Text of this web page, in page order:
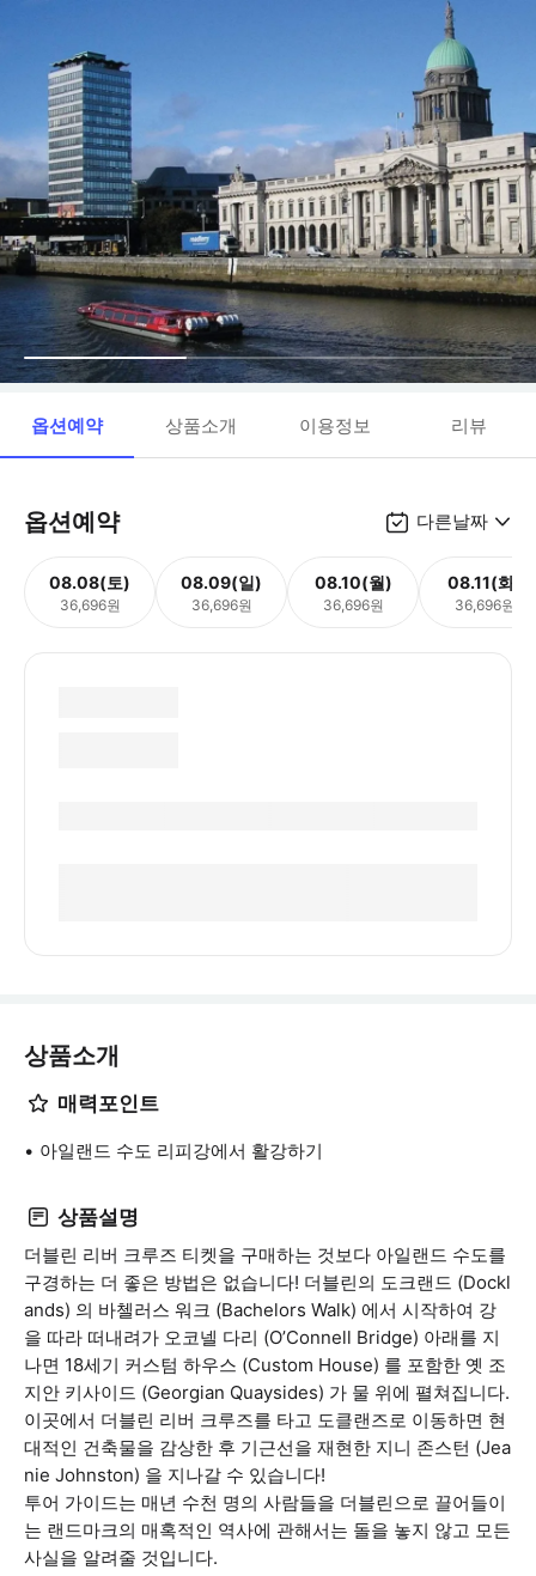
옵션예약 상품소개 이용정보 리뷰
옵션예약 다른날짜
08.08(토)
36,696원
08.09(일)
36,696원
08.10(월)
36,696원
08.11(화)
36,696원
상품소개
매력포인트
아일랜드 수도 리피강에서 활강하기
상품설명
더블린 리버 크루즈 티켓을 구매하는 것보다 아일랜드 수도를
구경하는 더 좋은 방법은 없습니다! 더블린의 도크랜드 (Dockl
ands) 의 바첼러스 워크 (Bachelors Walk) 에서 시작하여 강
을 따라 떠내려가 오코넬 다리 (O’Connell Bridge) 아래를 지
나면 18세기 커스텀 하우스 (Custom House) 를 포함한 옛 조
지안 키사이드 (Georgian Quaysides) 가 물 위에 펼쳐집니다.
이곳에서 더블린 리버 크루즈를 타고 도클랜즈로 이동하면 현
대적인 건축물을 감상한 후 기근선을 재현한 지니 존스턴 (Jea
nie Johnston) 을 지나갈 수 있습니다!
투어 가이드는 매년 수천 명의 사람들을 더블린으로 끌어들이
는 랜드마크의 매혹적인 역사에 관해서는 돌을 놓지 않고 모든
사실을 알려줄 것입니다.